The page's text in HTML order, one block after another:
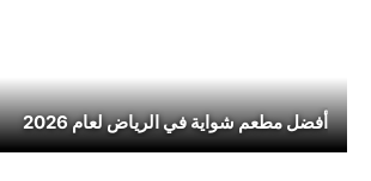
أفضل مطعم شواية في الرياض لعام 2026